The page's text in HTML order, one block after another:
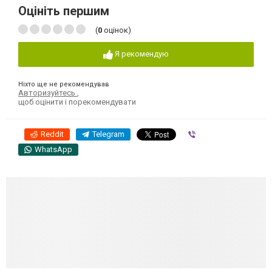
Оцініть першим
(0 оцінок)
Я рекомендую
Ніхто ще не рекомендував
Авторизуйтесь ,
щоб оцінити і порекомендувати
Reddit Telegram
WhatsApp